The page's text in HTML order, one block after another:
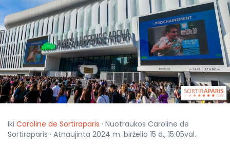
Iki Caroline de Sortiraparis · Nuotraukos Caroline de
Sortiraparis · Atnaujinta 2024 m. birželio 15 d., 15:05val.